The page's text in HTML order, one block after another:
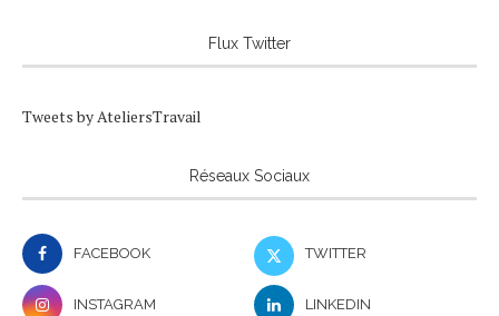
Flux Twitter
Tweets by AteliersTravail
Réseaux Sociaux
FACEBOOK TWITTER
INSTAGRAM LINKEDIN